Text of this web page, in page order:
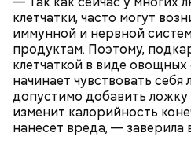
клетчатки, часто могут
иммунной и нервной
продуктам. Поэтому,
клетчаткой в виде овощных
начинает чувствовать
допустимо добавить
изменит калорийность
нанесет вреда, — заверила